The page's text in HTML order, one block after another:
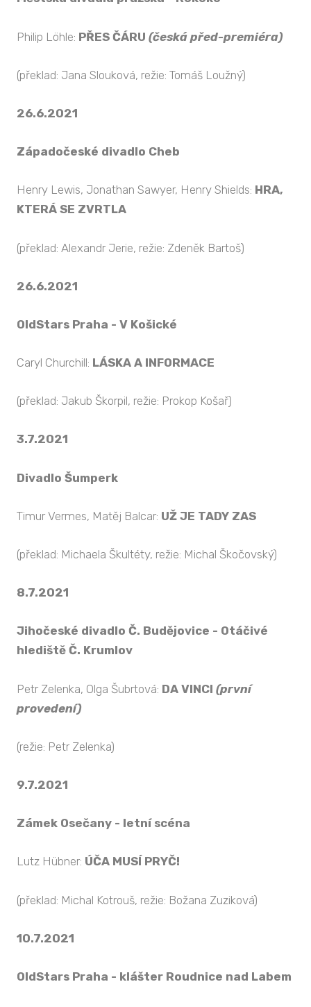
Philip Löhle: PŘES ČÁRU (česká před-premiéra)
(překlad: Jana Slouková, režie: Tomáš Loužný)
26.6.2021
Západočeské divadlo Cheb
Henry Lewis, Jonathan Sawyer, Henry Shields: HRA,
KTERÁ SE ZVRTLA
(překlad: Alexandr Jerie, režie: Zdeněk Bartoš)
26.6.2021
OldStars Praha - V Košické
Caryl Churchill: LÁSKA A INFORMACE
(překlad: Jakub Škorpil, režie: Prokop Košař)
3.7.2021
Divadlo Šumperk
Timur Vermes, Matěj Balcar: UŽ JE TADY ZAS
(překlad: Michaela Škultéty, režie: Michal Škočovský)
8.7.2021
Jihočeské divadlo Č. Budějovice - Otáčivé
hlediště Č. Krumlov
Petr Zelenka, Olga Šubrtová: DA VINCI (první
provedení)
(režie: Petr Zelenka)
9.7.2021
Zámek Osečany - letní scéna
Lutz Hübner: ÚČA MUSÍ PRYČ!
(překlad: Michal Kotrouš, režie: Božana Zuziková)
10.7.2021
OldStars Praha - klášter Roudnice nad Labem